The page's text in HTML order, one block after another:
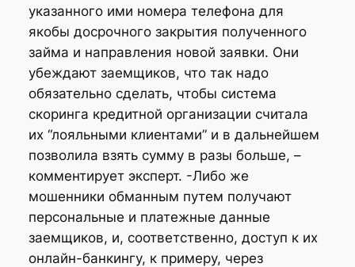
указанного ими номера телефона для
якобы досрочного закрытия полученного
займа и направления новой заявки. Они
убеждают заемщиков, что так надо
обязательно сделать, чтобы система
скоринга кредитной организации считала
их “лояльными клиентами” и в дальнейшем
позволила взять сумму в разы больше, –
комментирует эксперт. -Либо же
мошенники обманным путем получают
персональные и платежные данные
заемщиков, и, соответственно, доступ к их
онлайн-банкингу, к примеру, через